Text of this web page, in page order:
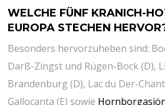
WELCHE FÜNF KRANICH-
EUROPA STECHEN
Besonders hervorzuheben sind:
Darß-Zingst und Rügen-Bock ⁣(D),
Brandenburg (D), Lac du Der-
Gallocanta (E) sowie‌